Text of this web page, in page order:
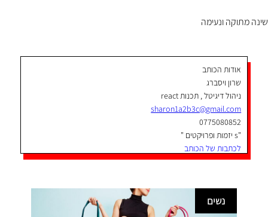
שינה מתוקה ונעימה
אודות הכותב
שרון ויסברג
ניהול דיגיטל , תכנות react
sharon1a2b3c@gmail.com
0775080852
"s יזמות ופרויקטים "
לכתבות של הכותב
נשים